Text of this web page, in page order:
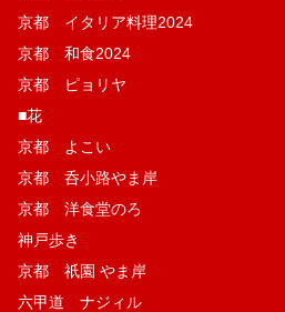
京都 イタリア料理2024
京都 和食2024
京都 ピョリヤ
■花
京都 よこい
京都 呑小路やま岸
京都 洋食堂のろ
神戸歩き
京都 祇園 やま岸
六甲道 ナジィル